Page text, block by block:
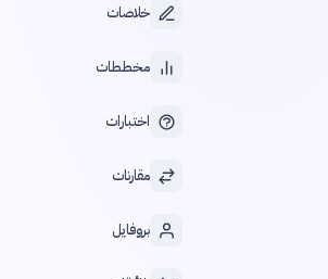
خلاصات
مخططات
اختبارات
مقارنات
بروفايل